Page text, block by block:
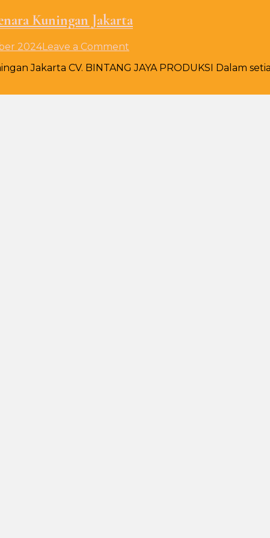
Kuningan Jakarta
2024Leave a Comment
Taplak
Jakarta CV. BINTANG JAYA PRODUKSI Dalam